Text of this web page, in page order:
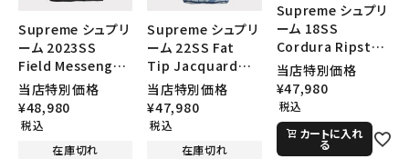
Supreme シュプリ
ーム 2023SS
Field Messenger
Bag フィールドメッ
センジャーバッグ ブ
ラック
当店特別価格
¥48,980
税込
在庫切れ
Supreme シュプリ
ーム 22SS Fat
Tip Jacquard
Denim Sling Bag
ファットチップジャ
ガードデニムスリン
当店特別価格
¥47,980
税込
在庫切れ
Supreme シュプリ
ーム 18SS
Cordura Ripstop
Nylon shoulder
bag コーデュラリッ
プストップナイロン
ショルダーバッグ レ
ッド
当店特別価格
¥47,980
税込
カートに入れ
る